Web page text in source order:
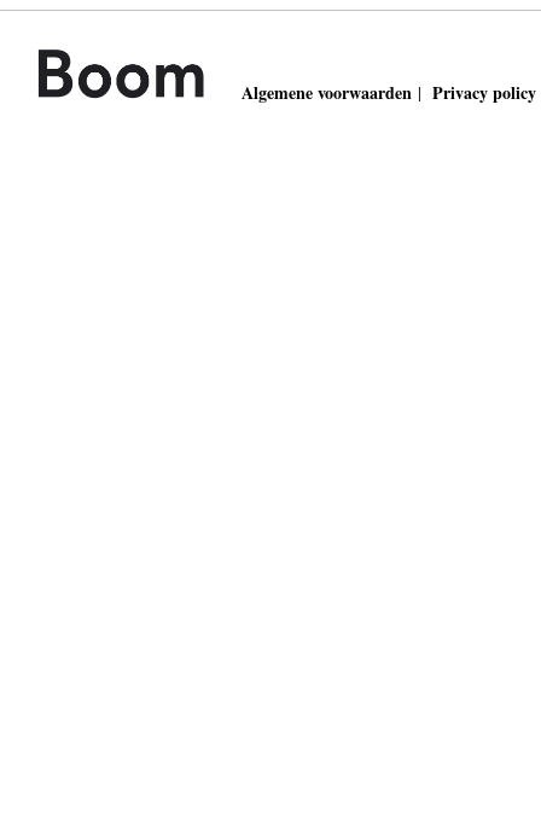
Algemene voorwaarden | Privacy policy